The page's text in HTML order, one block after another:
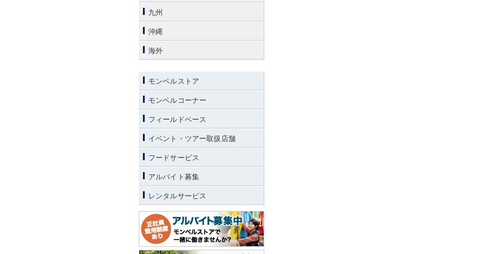
九州
沖縄
海外
モンベルストア
モンベルコーナー
フィールドベース
イベント・ツアー取扱店舗
フードサービス
アルバイト募集
レンタルサービス